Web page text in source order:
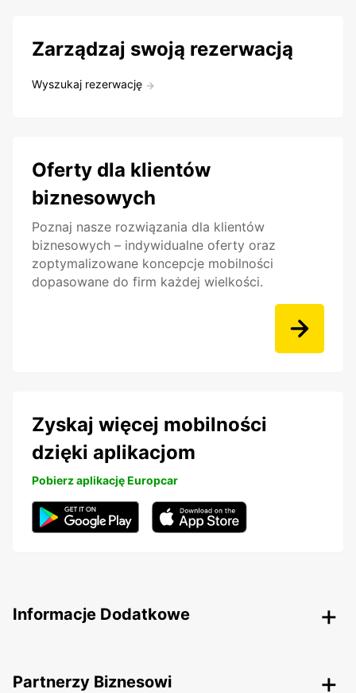
Zarządzaj swoją rezerwacją
Wyszukaj rezerwację
Oferty dla klientów
biznesowych
Poznaj nasze rozwiązania dla klientów
biznesowych – indywidualne oferty oraz
zoptymalizowane koncepcje mobilności
dopasowane do firm każdej wielkości.
Zyskaj więcej mobilności
dzięki aplikacjom
Pobierz aplikację Europcar
Informacje Dodatkowe
Partnerzy Biznesowi